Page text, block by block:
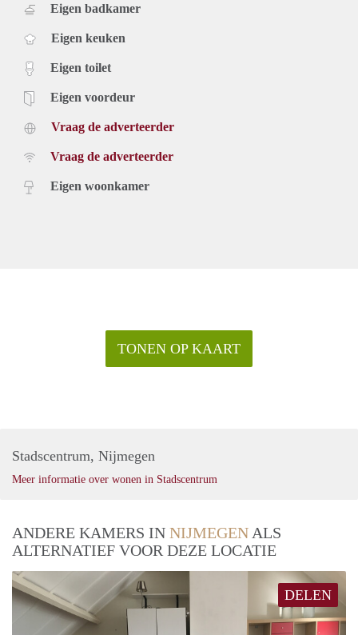
Eigen badkamer
Eigen keuken
Eigen toilet
Eigen voordeur
Vraag de adverteerder
Vraag de adverteerder
Eigen woonkamer
TONEN OP KAART
Stadscentrum, Nijmegen
Meer informatie over wonen in Stadscentrum
ANDERE KAMERS IN NIJMEGEN ALS
ALTERNATIEF VOOR DEZE LOCATIE
DELEN